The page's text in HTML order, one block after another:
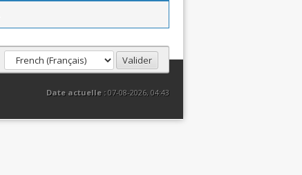
Date actuelle :07-08-2026, 04:43